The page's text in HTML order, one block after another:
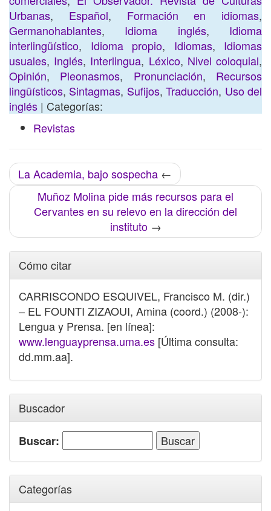
Urbanas, Español, Formación en idiomas,
Germanohablantes, Idioma inglés, Idioma
interlingüístico, Idioma propio, Idiomas, Idiomas
usuales, Inglés, Interlingua, Léxico, Nivel coloquial,
Opinión, Pleonasmos, Pronunciación, Recursos
lingüísticos, Sintagmas, Sufijos,Traducción, Uso del
inglés | Categorías:
Revistas
La Academia, bajo sospecha ←
Muñoz Molina pide más recursos para el
Cervantes en su relevo en la dirección del
instituto→
Cómo citar
CARRISCONDO ESQUIVEL, Francisco M. (dir.)
– EL FOUNTI ZIZAOUI, Amina (coord.) (2008-):
Lengua y Prensa. [en línea]:
www.lenguayprensa.uma.es [Última consulta:
dd.mm.aa].
Buscador
Buscar:
Categorías